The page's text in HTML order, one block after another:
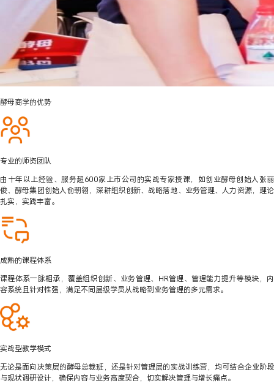
酵母商学的优势
专业的师资团队
由十年以上经验、服务超600家上市公司的实战专家授课，如创业酵母创始人张丽
俊、酵母集团创始人俞朝翎，深耕组织创新、战略落地、业务管理、人力资源，理论
扎实，实践丰富。
成熟的课程体系
课程体系一脉相承，覆盖组织创新、业务管理、HR管理、管理能力提升等模块，内
容系统且针对性强，满足不同层级学员从战略到业务管理的多元需求。
实战型教学模式
无论是面向决策层的酵母总裁班，还是针对管理层的实战训练营，均可结合企业阶段
与现状调研设计，确保内容与业务高度契合，切实解决管理与增长痛点。